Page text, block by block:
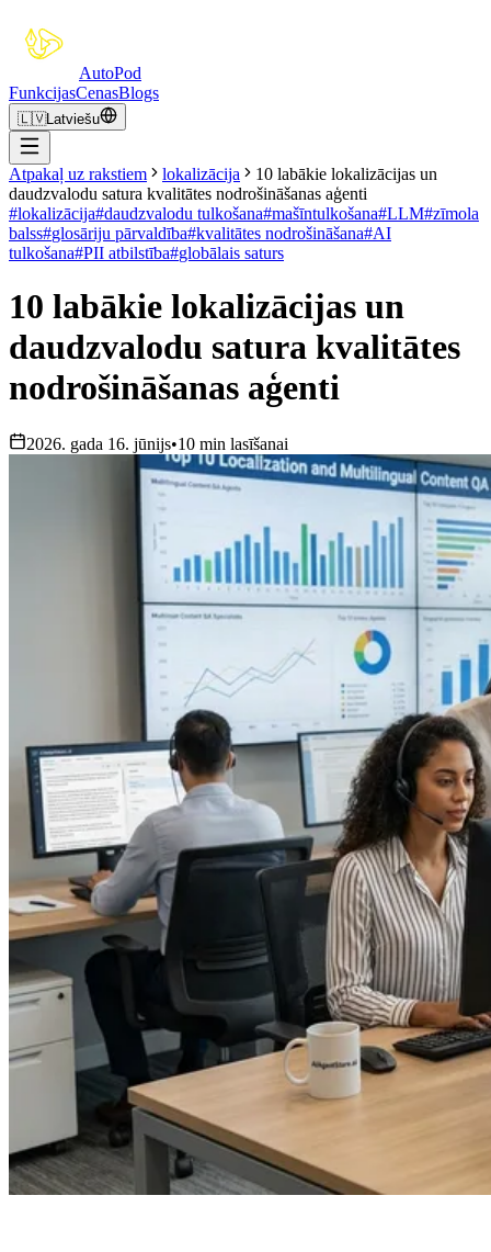
AutoPod
FunkcijasCenasBlogs
🇱🇻Latviešu
Atpakaļ uz rakstiem lokalizācija
10 labākie lokalizācijas un
daudzvalodu satura kvalitātes nodrošināšanas aģenti
#lokalizācija#daudzvalodu tulkošana#mašīntulkošana#LLM#zīmola
balss#glosāriju pārvaldība#kvalitātes nodrošināšana#AI
tulkošana#PII atbilstība#globālais saturs
10 labākie lokalizācijas un
daudzvalodu satura kvalitātes
nodrošināšanas aģenti
2026. gada 16. jūnijs•10 min lasīšanai